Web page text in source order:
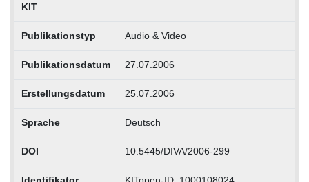
KIT
Publikationstyp Audio & Video
Publikationsdatum 27.07.2006
Erstellungsdatum 25.07.2006
Sprache Deutsch
DOI 10.5445/DIVA/2006-299